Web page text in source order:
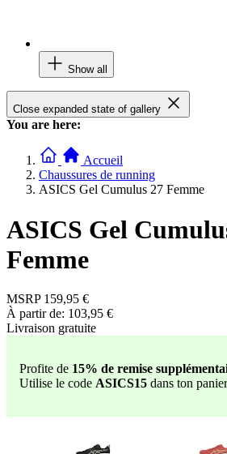
Show all
Close expanded state of gallery
You are here:
Accueil
Chaussures de running
ASICS Gel Cumulus 27 Femme
ASICS Gel
Femme
MSRP 159,95 €
À partir de: 103,95 €
Livraison gratuite
Profite de 15% de remise
Utilise le code ASICS15 dans ton